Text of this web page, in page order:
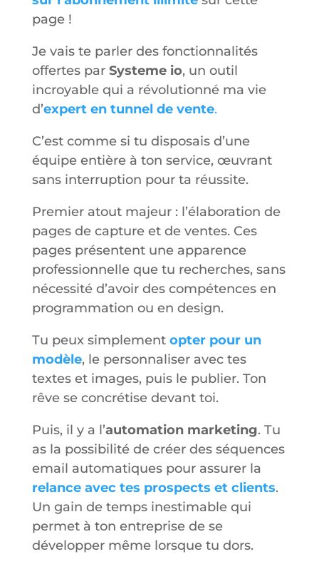
page !
Je vais te parler des fonctionnalités
offertes par Systeme io, un outil
incroyable qui a révolutionné ma vie
d’expert en tunnel de vente.
C’est comme si tu disposais d’une
équipe entière à ton service, œuvrant
sans interruption pour ta réussite.
Premier atout majeur : l’élaboration de
pages de capture et de ventes. Ces
pages présentent une apparence
professionnelle que tu recherches, sans
nécessité d’avoir des compétences en
programmation ou en design.
Tu peux simplement opter pour un
modèle, le personnaliser avec tes
textes et images, puis le publier. Ton
rêve se concrétise devant toi.
Puis, il y a l’automation marketing. Tu
as la possibilité de créer des séquences
email automatiques pour assurer la
relance avec tes prospects et clients.
Un gain de temps inestimable qui
permet à ton entreprise de se
développer même lorsque tu dors.